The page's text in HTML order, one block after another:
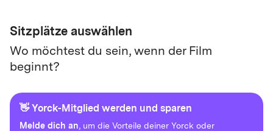
Sitzplätze auswählen
Wo möchtest du sein, wenn der Film
beginnt?
👋 Yorck-Mitglied werden und sparen
Melde dich an, um die Vorteile deiner Yorck oder